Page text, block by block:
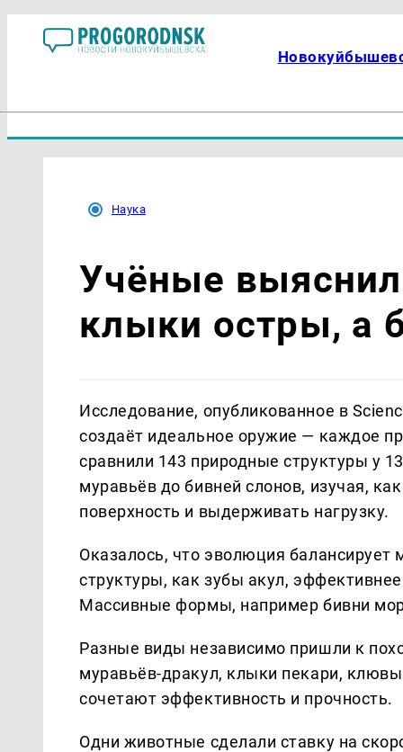
Наука
Учёные
клыки остры, а
Исследование, опубликованное в
создаёт идеальное оружие — каждое
сравнили 143 природные структуры у
муравьёв до бивней слонов, изучая,
поверхность и выдерживать нагрузку.
Оказалось, что эволюция
структуры, как зубы акул,
Массивные формы, например бивни
Разные виды независимо пришли к
муравьёв-дракул, клыки пекари,
сочетают эффективность и прочность.
Одни животные сделали ставку на